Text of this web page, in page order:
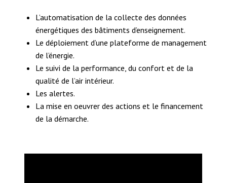
L’automatisation de la collecte des données
énergétiques des bâtiments d’enseignement.
Le déploiement d’une plateforme de management
de l’énergie.
Le suivi de la performance, du confort et de la
qualité de l’air intérieur.
Les alertes.
La mise en oeuvrer des actions et le financement
de la démarche.